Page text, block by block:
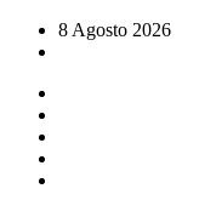
8 Agosto 2026